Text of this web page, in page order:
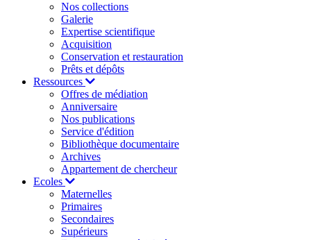
Nos collections
Galerie
Expertise scientifique
Acquisition
Conservation et restauration
Prêts et dépôts
Ressources
Offres de médiation
Anniversaire
Nos publications
Service d'édition
Bibliothèque documentaire
Archives
Appartement de chercheur
Ecoles
Maternelles
Primaires
Secondaires
Supérieurs